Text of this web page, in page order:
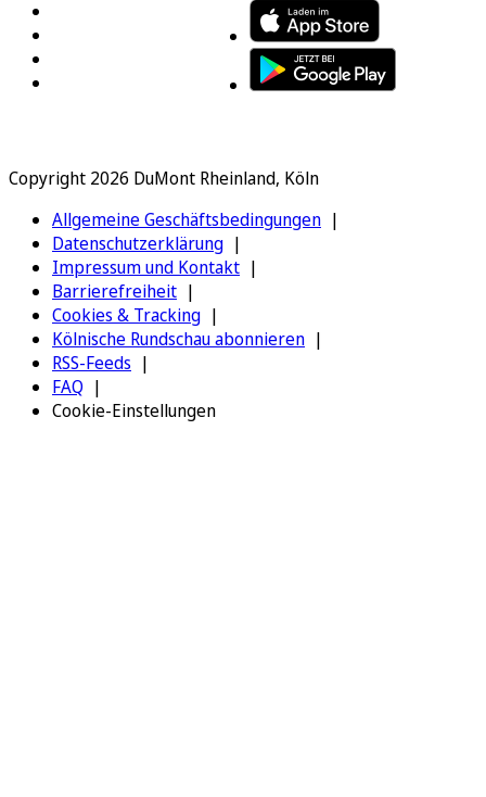
Copyright 2026 DuMont Rheinland, Köln
Allgemeine Geschäftsbedingungen
Datenschutzerklärung
Impressum und Kontakt
Barrierefreiheit
Cookies & Tracking
Kölnische Rundschau abonnieren
RSS-Feeds
FAQ
Cookie-Einstellungen